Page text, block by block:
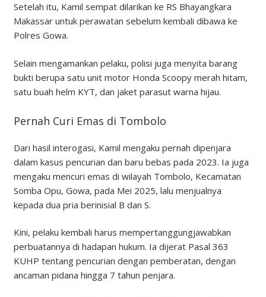
Setelah itu, Kamil sempat dilarikan ke RS Bhayangkara
Makassar untuk perawatan sebelum kembali dibawa ke
Polres Gowa.
Selain mengamankan pelaku, polisi juga menyita barang
bukti berupa satu unit motor Honda Scoopy merah hitam,
satu buah helm KYT, dan jaket parasut warna hijau.
Pernah Curi Emas di Tombolo
Dari hasil interogasi, Kamil mengaku pernah dipenjara
dalam kasus pencurian dan baru bebas pada 2023. Ia juga
mengaku mencuri emas di wilayah Tombolo, Kecamatan
Somba Opu, Gowa, pada Mei 2025, lalu menjualnya
kepada dua pria berinisial B dan S.
Kini, pelaku kembali harus mempertanggungjawabkan
perbuatannya di hadapan hukum. Ia dijerat Pasal 363
KUHP tentang pencurian dengan pemberatan, dengan
ancaman pidana hingga 7 tahun penjara.